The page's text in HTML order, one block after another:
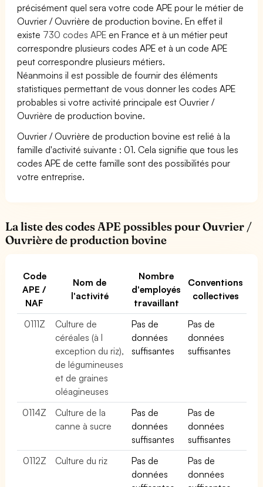
précisément quel sera votre code APE pour le métier de
Ouvrier / Ouvrière de production bovine. En effet il
existe 730 codes APE en France et à un métier peut
correspondre plusieurs codes APE et à un code APE
peut correspondre plusieurs métiers.
Néanmoins il est possible de fournir des éléments
statistiques permettant de vous donner les codes APE
probables si votre activité principale est Ouvrier /
Ouvrière de production bovine.
Ouvrier / Ouvrière de production bovine est relié à la
famille d'activité suivante : 01. Cela signifie que tous les
codes APE de cette famille sont des possibilités pour
votre entreprise.
La liste des codes APE possibles pour Ouvrier /
Ouvrière de production bovine
Code
APE /
NAF
Nom de
l'activité
Nombre
d'employés
travaillant
Conventions
collectives
0111Z
Culture de
céréales (à l
exception du riz),
de légumineuses
et de graines
oléagineuses
Pas de
données
suffisantes
Pas de
données
suffisantes
0114Z
Culture de la
canne à sucre
Pas de
données
suffisantes
Pas de
données
suffisantes
0112Z
Culture du riz
Pas de
données
Pas de
données